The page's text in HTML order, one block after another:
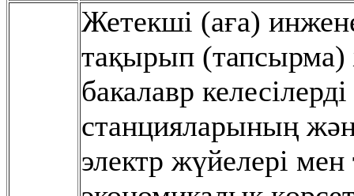
Жетекші (аға)
тақырып
бакалавр
станцияларының
электр жүйелері